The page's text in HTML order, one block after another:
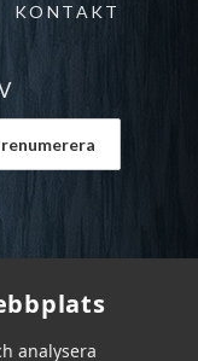
analysera
KONTAKT